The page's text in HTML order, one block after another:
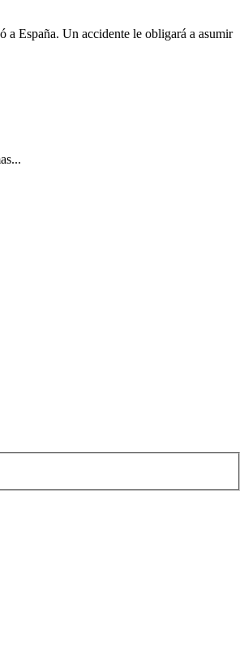
a España. Un accidente le obligará a asumir